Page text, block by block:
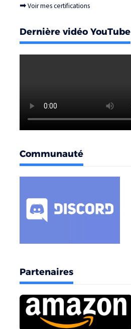
➡Voir mes certifications
Dernière vidéo YouTube
Communauté
Partenaires